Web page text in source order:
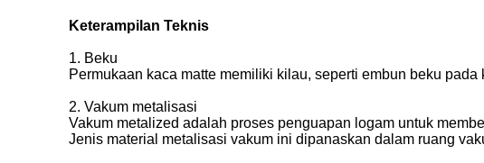
Keterampilan Teknis
1. Beku
Permukaan kaca matte memiliki kilau, seperti embun beku
2. Vakum metalisasi
Vakum metalized adalah proses penguapan logam untuk
Jenis material metalisasi vakum ini dipanaskan dalam ruang